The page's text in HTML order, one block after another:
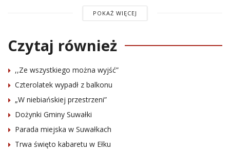
POKAŻ WIĘCEJ
Czytaj również
,,Ze wszystkiego można wyjść”
Czterolatek wypadł z balkonu
„W niebiańskiej przestrzeni”
Dożynki Gminy Suwałki
Parada miejska w Suwałkach
Trwa święto kabaretu w Ełku